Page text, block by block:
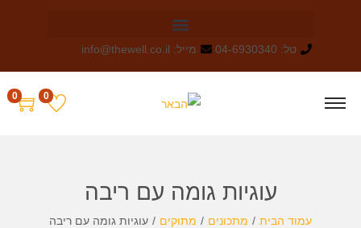
טל: 04-6930340 מייל: info@thewell.co.il
0
0
עוגיות גומה עם ריבה
עמוד הבית / מתכונים / מתוקים / עוגיות גומה עם ריבה